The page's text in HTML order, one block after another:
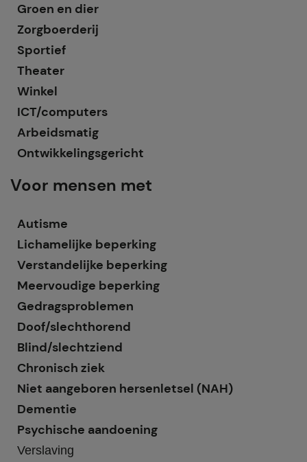
Groen en dier
Zorgboerderij
Sportief
Theater
Winkel
ICT/computers
Arbeidsmatig
Ontwikkelingsgericht
Voor mensen met
Autisme
Lichamelijke beperking
Verstandelijke beperking
Meervoudige beperking
Gedragsproblemen
Doof/slechthorend
Blind/slechtziend
Chronisch ziek
Niet aangeboren hersenletsel (NAH)
Dementie
Psychische aandoening
Verslaving